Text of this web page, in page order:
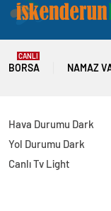
BORSA
CANLI
NAMAZ
Hava Durumu Dark
Yol Durumu Dark
Canlı Tv Light